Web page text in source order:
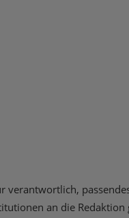
verantwortlich,
an die Redaktion